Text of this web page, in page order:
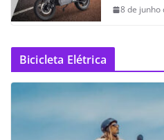
8 de junho
Bicicleta Elétrica